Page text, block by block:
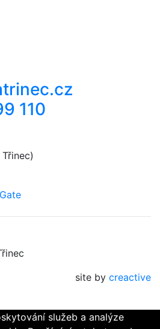
110
site by creactive
služeb a analýze